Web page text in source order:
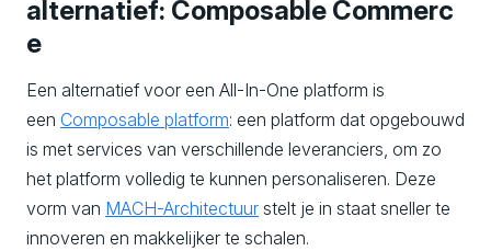
alternatief: Composable Commerc
e
Een alternatief voor een All-In-One platform is
een Composable platform: een platform dat opgebouwd
is met services van verschillende leveranciers, om zo
het platform volledig te kunnen personaliseren. Deze
vorm van MACH-Architectuur stelt je in staat sneller te
innoveren en makkelijker te schalen.